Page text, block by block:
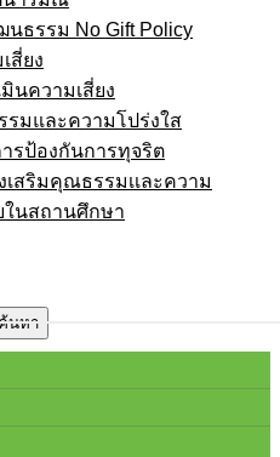
นธรรม No Gift Policy
สี่ยง
นความเสี่ยง
รมและความโปร่งใส
รป้องกันการทุจริต
เสริมคุณธรรมเเละความ
ในสถานศึกษา